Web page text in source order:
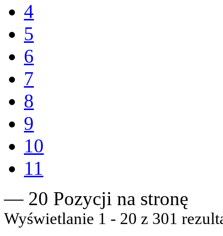
4
5
6
7
8
9
10
11
— 20 Pozycji na stronę
Wyświetlanie 1 - 20 z 301